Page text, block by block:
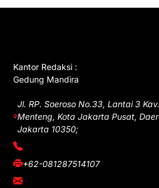
Kantor Redaksi :
Gedung Mandira
Jl. RP. Soeroso No.33, Lantai 3
Menteng, Kota Jakarta Pusat,
Jakarta 10350;
(021) 3908026
+62-081287514107
adm@iawnews.com